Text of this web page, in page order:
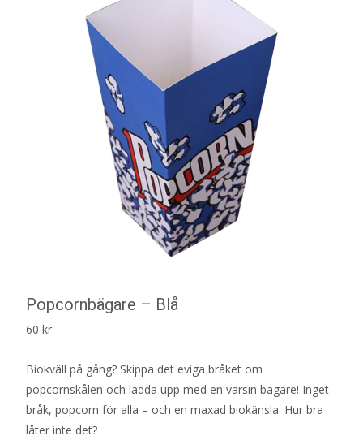
Popcornbägare – Blå
60 kr
Biokväll på gång? Skippa det eviga bråket om
popcornskålen och ladda upp med en varsin bägare! Inget
bråk, popcorn för alla – och en maxad biokänsla. Hur bra
låter inte det?